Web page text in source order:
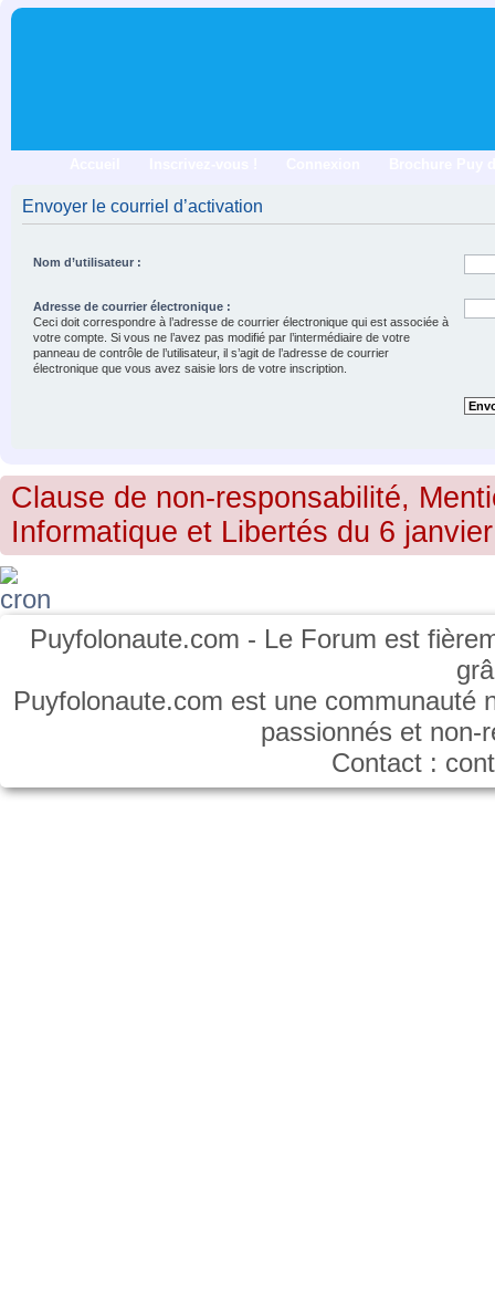
Envoyer le courriel d’activation
Nom d’utilisateur :
Adresse de courrier électronique :
Ceci doit correspondre à l’adresse de courrier électronique qui est associée à
votre compte. Si vous ne l’avez pas modifié par l’intermédiaire de votre
panneau de contrôle de l’utilisateur, il s’agit de l’adresse de courrier
électronique que vous avez saisie lors de votre inscription.
Clause de non-responsabilité,
Informatique et Libertés du 6
Puyfolonaute.com - Le Forum est
Puyfolonaute.com est une communauté
passionnés et
Contact :